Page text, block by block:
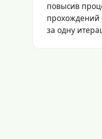
повысив
прохождений
за одну